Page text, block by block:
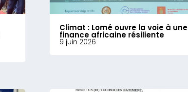
Climat : Lomé ouvre la voie à une
finance africaine résiliente
9 juin 2026